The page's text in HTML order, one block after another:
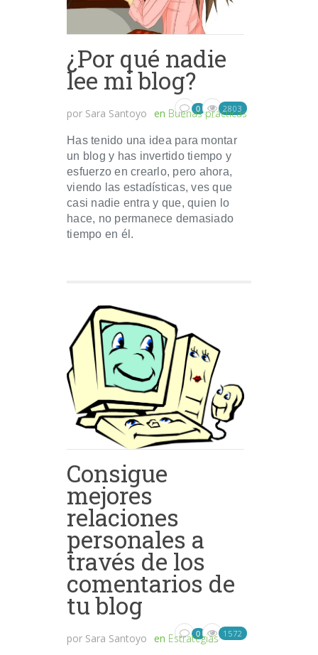
¿Por qué nadie
lee mi blog?
por Sara Santoyo en Buenas prácticas
0 2803
Has tenido una idea para montar
un blog y has invertido tiempo y
esfuerzo en crearlo, pero ahora,
viendo las estadísticas, ves que
casi nadie entra y que, quien lo
hace, no permanece demasiado
tiempo en él.
Consigue
mejores
relaciones
personales a
través de los
comentarios de
tu blog
por Sara Santoyo en Estrategias
0 1572